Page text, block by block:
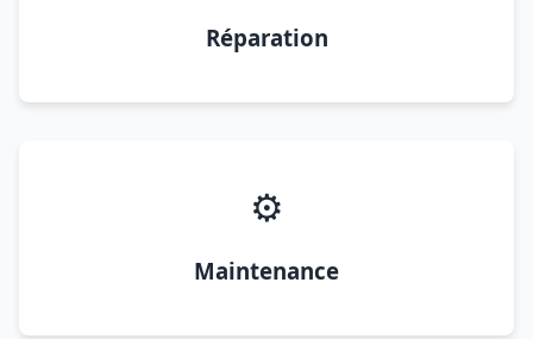
Réparation
⚙️
Maintenance